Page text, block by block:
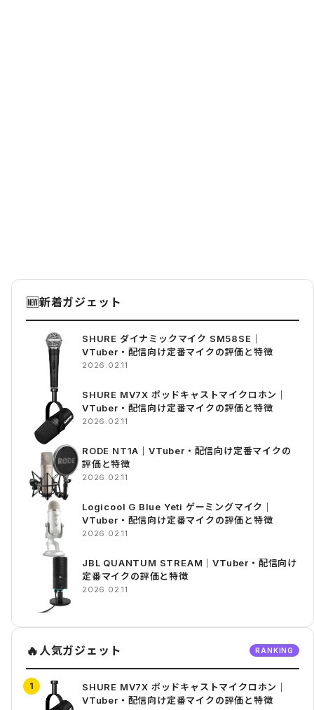
🆕新着ガジェット
SHURE ダイナミックマイク SM58SE｜
VTuber・配信向け定番マイクの評価と特徴
2026.02.11
SHURE MV7X ポッドキャストマイクロホン｜
VTuber・配信向け定番マイクの評価と特徴
2026.02.11
RODE NT1A｜VTuber・配信向け定番マイクの
評価と特徴
2026.02.11
Logicool G Blue Yeti ゲーミングマイク｜
VTuber・配信向け定番マイクの評価と特徴
2026.02.11
JBL QUANTUM STREAM｜VTuber・配信向け
定番マイクの評価と特徴
2026.02.11
🔥人気ガジェット RANKING
1
SHURE MV7X ポッドキャストマイクロホン｜
VTuber・配信向け定番マイクの評価と特徴